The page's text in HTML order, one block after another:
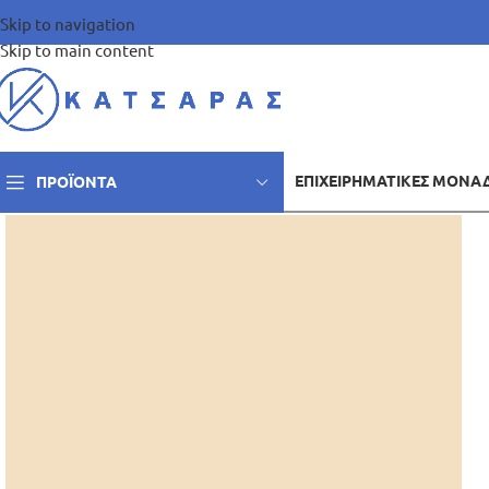
Skip to navigation
Skip to main content
ΠΡΟΪΌΝΤΑ ΕΠΙΧΕΙΡΗΜΑΤΙΚΈΣ